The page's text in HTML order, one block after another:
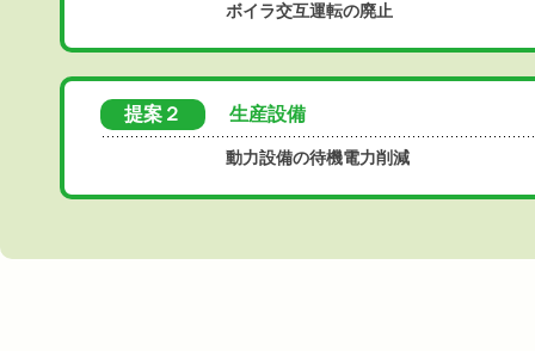
ボイラ交互運転の廃止
提案２ 生産設備
動力設備の待機電力削減